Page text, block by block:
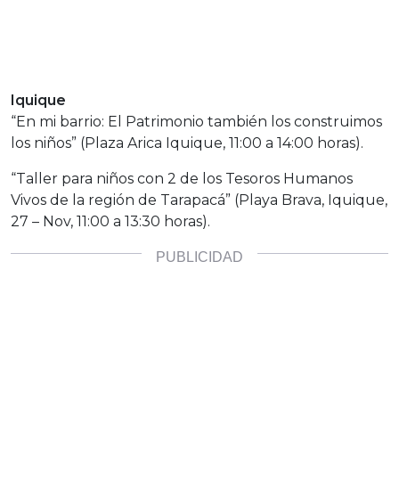
Iquique
“En mi barrio: El Patrimonio también los construimos
los niños” (Plaza Arica Iquique, 11:00 a 14:00 horas).
“Taller para niños con 2 de los Tesoros Humanos
Vivos de la región de Tarapacá” (Playa Brava, Iquique,
27 – Nov, 11:00 a 13:30 horas).